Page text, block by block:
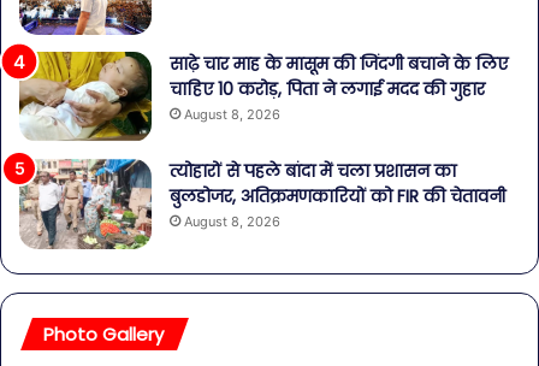
साढ़े चार माह के मासूम की जिंदगी बचाने के लिए
चाहिए 10 करोड़, पिता ने लगाई मदद की गुहार
August 8, 2026
त्योहारों से पहले बांदा में चला प्रशासन का
बुलडोजर, अतिक्रमणकारियों को FIR की चेतावनी
August 8, 2026
Photo Gallery